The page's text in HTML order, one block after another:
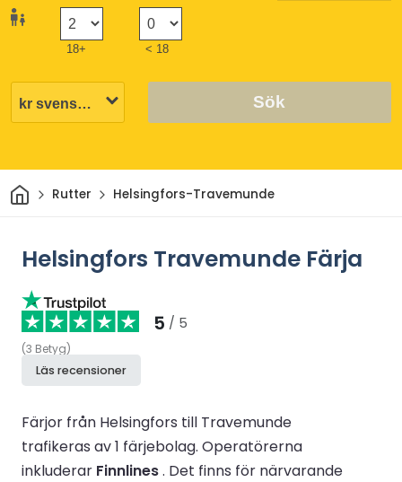
18+ < 18
Sök
HemRutter Helsingfors-Travemunde
Helsingfors Travemunde Färja
5 / 5
(3 Betyg)
Läs recensioner
Färjor från Helsingfors till Travemunde
trafikeras av 1 färjebolag. Operatörerna
inkluderar Finnlines. Det finns för närvarande